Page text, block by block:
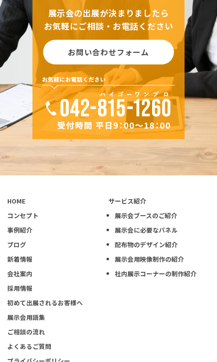
展示会の出展が決まりましたら
お気軽にご相談・お電話ください
お問い合わせフォーム
HOME
コンセプト
事例紹介
ブログ
新着情報
会社案内
採用情報
サービス紹介
展示会ブースのご紹介
展示会に必要なパネル
配布物のデザイン紹介
展示会用映像制作の紹介
社内展示コーナーの制作紹介
初めて出展されるお客様へ
展示会用語集
ご相談の流れ
よくあるご質問